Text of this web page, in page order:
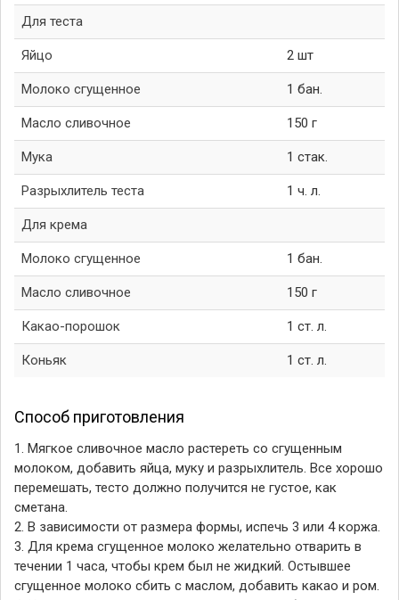
Для теста
Яйцо 2 шт
Молоко сгущенное 1 бан.
Масло сливочное 150 г
Мука 1 стак.
Разрыхлитель теста 1 ч. л.
Для крема
Молоко сгущенное 1 бан.
Масло сливочное 150 г
Какао-порошок 1 ст. л.
Коньяк 1 ст. л.
Способ приготовления
1. Мягкое сливочное масло растереть со сгущенным
молоком, добавить яйца, муку и разрыхлитель. Все хорошо
перемешать, тесто должно получится не густое, как
сметана.
2. В зависимости от размера формы, испечь 3 или 4 коржа.
3. Для крема сгущенное молоко желательно отварить в
течении 1 часа, чтобы крем был не жидкий. Остывшее
сгущенное молоко сбить с маслом, добавить какао и ром.